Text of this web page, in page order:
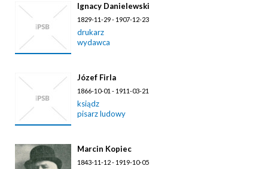
Ignacy Danielewski
1829-11-29 - 1907-12-23
drukarz
wydawca
Józef Firla
1866-10-01 - 1911-03-21
ksiądz
pisarz ludowy
Marcin Kopiec
1843-11-12 - 1919-10-05